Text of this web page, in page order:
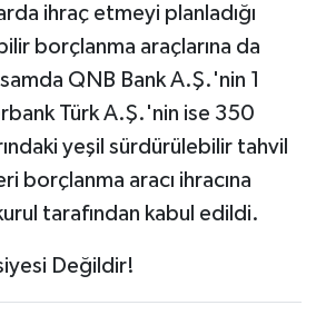
ihraç etmeyi planladığı
borçlanma araçlarına da
QNB Bank A.Ş.'nin 1
Türk A.Ş.'nin ise 350
yeşil sürdürülebilir tahvil
borçlanma aracı ihracına
tarafından kabul edildi.
Değildir!